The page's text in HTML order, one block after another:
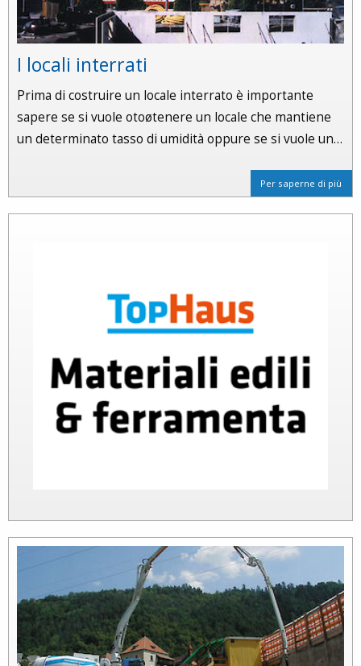
I locali interrati
Prima di costruire un locale interrato è importante
sapere se si vuole otoøtenere un locale che mantiene
un determinato tasso di umidità oppure se si vuole un…
Per saperne di più